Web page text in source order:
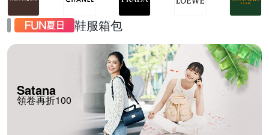
鞋服箱包
Satana
領卷再折100